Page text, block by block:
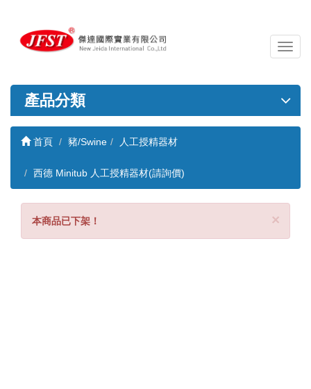
導
覽
關
產品分類
首頁 豬/Swine 人工授精器材
西德 Minitub 人工授精器材(請詢價)
×
本商品已下架！